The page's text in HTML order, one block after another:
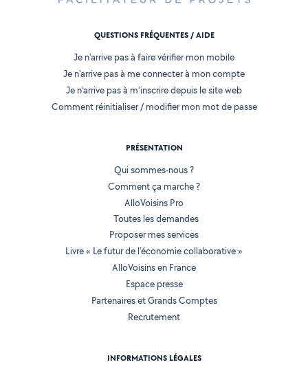
QUESTIONS FRÉQUENTES / AIDE
Je n'arrive pas à faire vérifier mon mobile
Je n'arrive pas à me connecter à mon compte
Je n'arrive pas à m'inscrire depuis le site web
Comment réinitialiser / modifier mon mot de passe
PRÉSENTATION
Qui sommes-nous ?
Comment ça marche ?
AlloVoisins Pro
Toutes les demandes
Proposer mes services
Livre « Le futur de l'économie collaborative »
AlloVoisins en France
Espace presse
Partenaires et Grands Comptes
Recrutement
INFORMATIONS LÉGALES